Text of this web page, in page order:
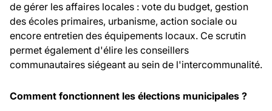
de gérer les affaires locales : vote du budget, gestion
des écoles primaires, urbanisme, action sociale ou
encore entretien des équipements locaux. Ce scrutin
permet également d'élire les conseillers
communautaires siégeant au sein de l'intercommunalité.
Comment fonctionnent les élections municipales ?